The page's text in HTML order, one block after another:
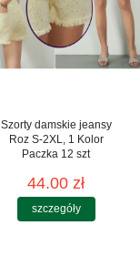
Szorty damskie jeansy
Roz S-2XL, 1 Kolor
Paczka 12 szt
44.00 zł
szczegóły